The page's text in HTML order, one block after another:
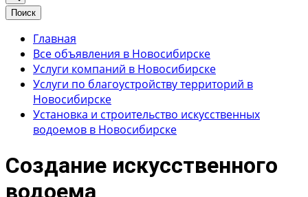
Поиск
Главная
Все объявления в Новосибирске
Услуги компаний в Новосибирске
Услуги по благоустройству территорий в
Новосибирске
Установка и строительство искусственных
водоемов в Новосибирске
Создание искусственного
водоема